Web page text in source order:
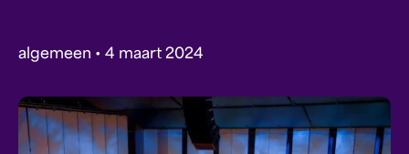
algemeen • 4 maart 2024